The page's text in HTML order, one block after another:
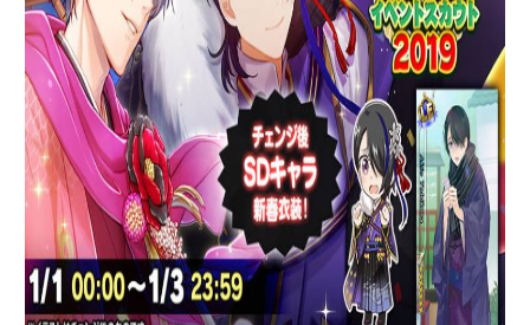
ギャラリー
グッズ・本
ギャラリー